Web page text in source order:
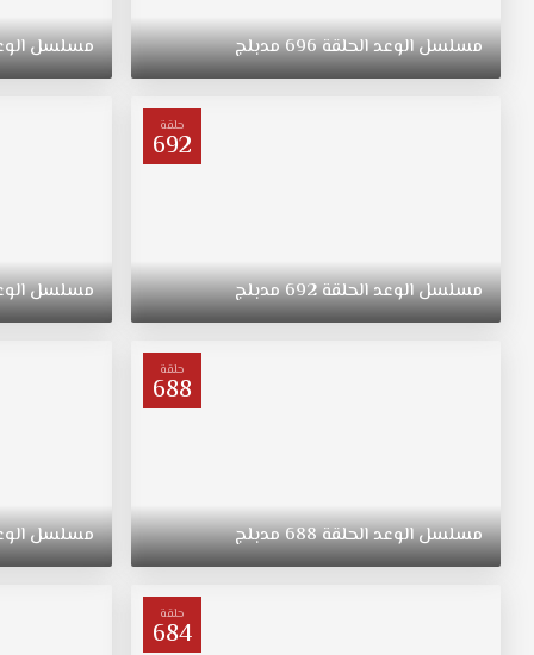
التي
ولدت
في
مدبلج
الحلقة
تبقى
"ريهان"
مسلسلالوعدالحلقة696مدبلج مسلسل
حلقة
692
مسلسلالوعدالحلقة692مدبلج مسلسل
حلقة
688
مسلسلالوعدالحلقة688مدبلج مسلسل
حلقة
684